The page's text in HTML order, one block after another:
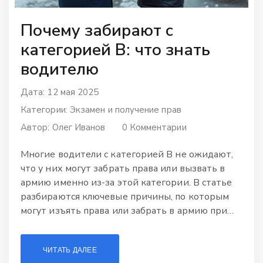
Почему забирают с
категорией В: что знать
водителю
Дата: 12 мая 2025
Категории: Экзамен и получение прав
Автор: Олег Иванов 0 Комментарии
Многие водители с категорией В не ожидают,
что у них могут забрать права или вызвать в
армию именно из-за этой категории. В статье
разбираются ключевые причины, по которым
могут изъять права или забрать в армию при
советы, как избежать проблем, и интересные
детали из опыта водителей. Узнайте, на что
ЧИТАТЬ ДАЛЕЕ